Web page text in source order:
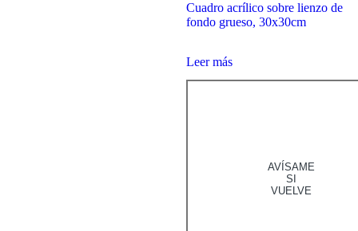
Cuadro acrílico sobre lienzo de
fondo grueso, 30x30cm
Leer más
AVÍSAME
SI
VUELVE